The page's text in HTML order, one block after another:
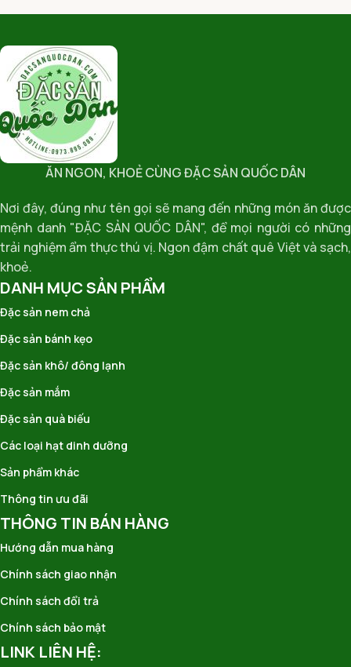
ĂN NGON, KHOẺ CÙNG ĐẶC SẢN QUỐC DÂN
Nơi đây, đúng như tên gọi sẽ mang đến những món ăn được
mệnh danh "ĐẶC SẢN QUỐC DÂN", để mọi người có những
trải nghiệm ẩm thực thú vị. Ngon đậm chất quê Việt và sạch,
khoẻ.
DANH MỤC SẢN PHẨM
Đặc sản nem chả
Đặc sản bánh kẹo
Đặc sản khô/ đông lạnh
Đặc sản mắm
Đặc sản quà biếu
Các loại hạt dinh dưỡng
Sản phẩm khác
Thông tin ưu đãi
THÔNG TIN BÁN HÀNG
Hướng dẫn mua hàng
Chính sách giao nhận
Chính sách đổi trả
Chính sách bảo mật
LINK LIÊN HỆ: